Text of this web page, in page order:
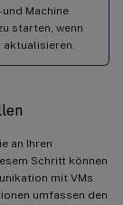
Machine
starten, wenn
aktualisieren.
an Ihren
Schritt können
mit VMs
umfassen den